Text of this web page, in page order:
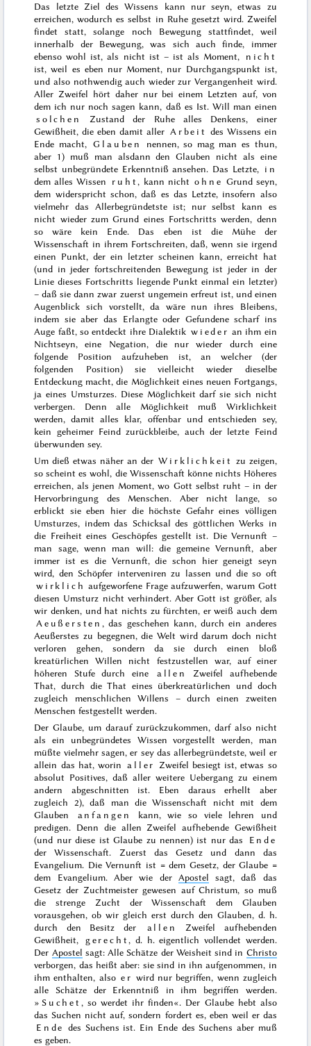
Das letzte Ziel des Wissens kann nur seyn, etwas zu
erreichen, wodurch es selbst in Ruhe gesetzt wird. Zweifel
findet statt, solange noch Bewegung stattfindet, weil
innerhalb der Bewegung, was sich auch finde, immer
ebenso wohl ist, als nicht ist – ist als Moment,
nicht
ist, weil es eben nur Moment, nur Durchgangspunkt ist,
und also nothwendig auch wieder zur Vergangenheit wird.
Aller Zweifel hört daher nur bei einem Letzten auf, von
dem ich nur noch sagen kann, daß es Ist. Will man einen
solchen
Zustand der Ruhe alles Denkens, einer
Gewißheit, die eben damit aller Arbeit des Wissens ein
Ende macht, Glauben
nennen, so mag man es thun,
aber 1) muß man alsdann den Glauben nicht als eine
selbst unbegründete Erkenntniß ansehen. Das Letzte, in
dem alles Wissen
ruht, kann nicht ohne Grund seyn,
dem widerspricht schon, daß es das Letzte, insofern also
vielmehr das Allerbegründetste ist; nur selbst kann es
nicht wieder zum Grund eines Fortschritts werden, denn
so wäre kein Ende. Das eben ist die Mühe der
Wissenschaft in ihrem Fortschreiten, daß, wenn sie irgend
einen Punkt, der ein letzter scheinen kann, erreicht hat
(und in jeder fortschreitenden Bewegung ist jeder in der
Linie dieses Fortschritts liegende Punkt einmal ein letzter)
– daß sie dann zwar zuerst ungemein erfreut ist, und einen
Augenblick sich vorstellt, da wäre nun ihres Bleibens,
indem sie aber das Erlangte oder Gefundene scharf ins
Auge faßt, so entdeckt ihre Dialektik wieder an ihm ein
Nichtseyn, eine Negation, die nur wieder durch eine
folgende Position aufzuheben ist, an welcher (der
folgenden Position) sie vielleicht wieder dieselbe
Entdeckung macht, die Möglichkeit eines neuen Fortgangs,
ja eines Umsturzes. Diese Möglichkeit darf sie sich nicht
verbergen. Denn alle Möglichkeit muß Wirklichkeit
werden, damit alles klar, offenbar und entschieden sey,
kein geheimer Feind zurückbleibe, auch der letzte Feind
überwunden sey.
Um dieß etwas näher an der Wirklichkeit zu zeigen,
so scheint es wohl, die Wissenschaft könne nichts Höheres
erreichen, als jenen Moment, wo Gott selbst ruht – in der
Hervorbringung des Menschen. Aber nicht lange, so
erblickt sie eben hier die höchste Gefahr eines völligen
Umsturzes, indem das Schicksal des göttlichen Werks in
die Freiheit eines Geschöpfes gestellt ist. Die Vernunft –
man sage, wenn man will: die gemeine Vernunft, aber
immer ist es die Vernunft, die schon hier geneigt seyn
wird, den Schöpfer interveniren zu lassen und die so oft
wirklich aufgeworfene Frage aufzuwerfen, warum Gott
diesen Umsturz nicht verhindert. Aber Gott ist größer, als
wir denken, und hat nichts zu fürchten, er weiß auch dem
Aeußersten , das geschehen kann, durch ein anderes
Aeußerstes zu begegnen, die Welt wird darum doch nicht
verloren gehen, sondern da sie durch einen bloß
kreatürlichen Willen nicht festzustellen war, auf einer
höheren Stufe durch eine allen
Zweifel aufhebende
That, durch die That eines überkreatürlichen und doch
zugleich menschlichen Willens – durch einen zweiten
Menschen festgestellt werden.
Der Glaube, um darauf zurückzukommen, darf also nicht
als ein unbegründetes Wissen vorgestellt werden, man
müßte vielmehr sagen, er sey das allerbegründetste, weil er
allein das hat, worin aller
Zweifel besiegt ist, etwas so
absolut Positives, daß aller weitere Uebergang zu einem
andern abgeschnitten ist. Eben daraus erhellt aber
zugleich 2), daß man die Wissenschaft nicht mit dem
Glauben
anfangen
kann, wie so viele lehren und
predigen. Denn die allen Zweifel aufhebende Gewißheit
(und nur diese ist Glaube zu nennen) ist nur das
Ende
der Wissenschaft. Zuerst das Gesetz und dann das
Evangelium. Die Vernunft ist = dem Gesetz, der Glaube =
dem Evangelium. Aber wie der Apostel sagt,daß das
Gesetz der Zuchtmeister gewesen auf Christum, so muß
die strenge Zucht der Wissenschaft dem Glauben
vorausgehen, ob wir gleich erst durch den Glauben, d. h.
durch den Besitz der
allen
Zweifel aufhebenden
Gewißheit,
gerecht , d. h. eigentlich vollendet werden.
Der Apostel sagt:Alle Schätze der Weisheit sind in Christo
verborgen, das heißt aber: sie sind in ihn aufgenommen, in
ihm enthalten, also er wird nur begriffen, wenn zugleich
alle Schätze der Erkenntniß in ihm begriffen werden.
» Suchet , so werdet ihr finden«. Der Glaube hebt also
das Suchen nicht auf, sondern fordert es, eben weil er das
Ende des Suchens ist. Ein Ende des Suchens aber muß
es geben.